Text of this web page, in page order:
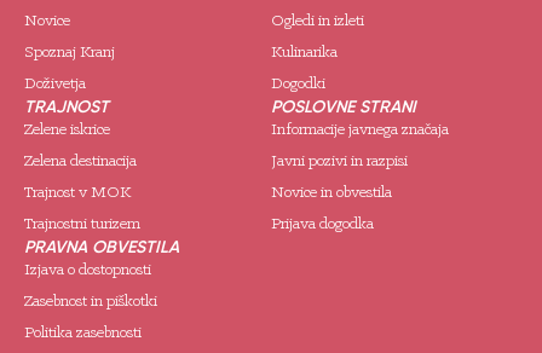
Novice
Spoznaj Kranj
Doživetja
Ogledi in izleti
Kulinarika
Dogodki
TRAJNOST
Zelene iskrice
Zelena destinacija
Trajnost v MOK
Trajnostni turizem
POSLOVNE STRANI
Informacije javnega značaja
Javni pozivi in razpisi
Novice in obvestila
Prijava dogodka
PRAVNA OBVESTILA
Izjava o dostopnosti
Zasebnost in piškotki
Politika zasebnosti